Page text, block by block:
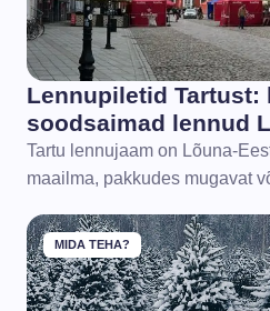
Lennupiletid Tartust:
soodsaimad lennud
Tartu lennujaam on Lõuna-
maailma, pakkudes mugavat
MIDA TEHA?